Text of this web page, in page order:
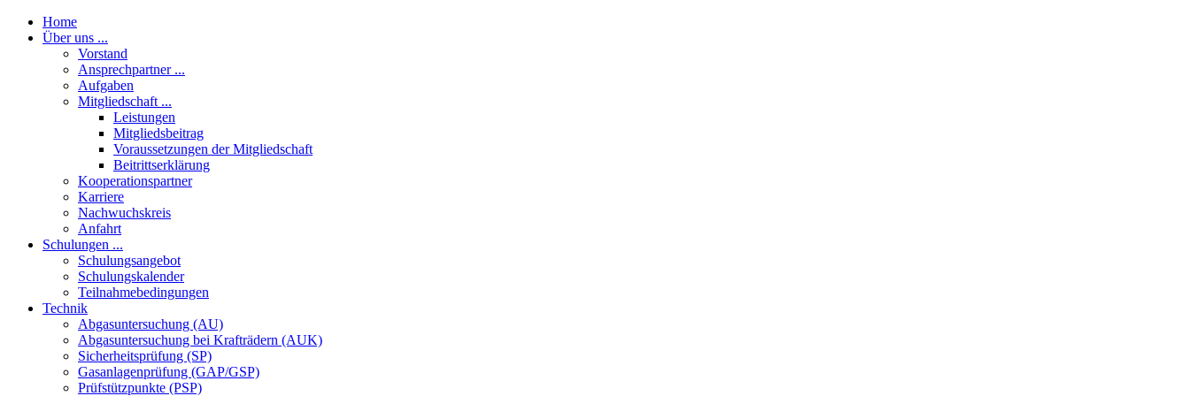
Home
Über uns ...
Vorstand
Ansprechpartner ...
Aufgaben
Mitgliedschaft ...
Leistungen
Mitgliedsbeitrag
Voraussetzungen der Mitgliedschaft
Beitrittserklärung
Kooperationspartner
Karriere
Nachwuchskreis
Anfahrt
Schulungen ...
Schulungsangebot
Schulungskalender
Teilnahmebedingungen
Technik
Abgasuntersuchung (AU)
Abgasuntersuchung bei Krafträdern (AUK)
Sicherheitsprüfung (SP)
Gasanlagenprüfung (GAP/GSP)
Prüfstützpunkte (PSP)